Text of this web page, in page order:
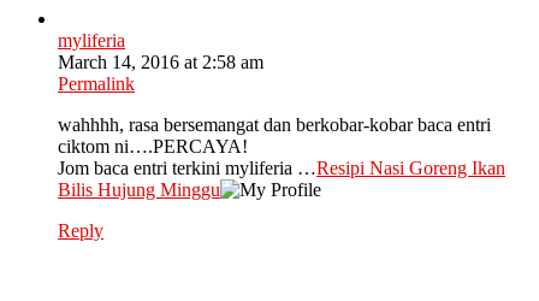
myliferia
March 14, 2016 at 2:58 am
Permalink
wahhhh, rasa bersemangat dan berkobar-kobar baca entri
ciktom ni….PERCAYA!
Jom baca entri terkini myliferia …Resipi Nasi Goreng Ikan
Bilis Hujung Minggu
Reply